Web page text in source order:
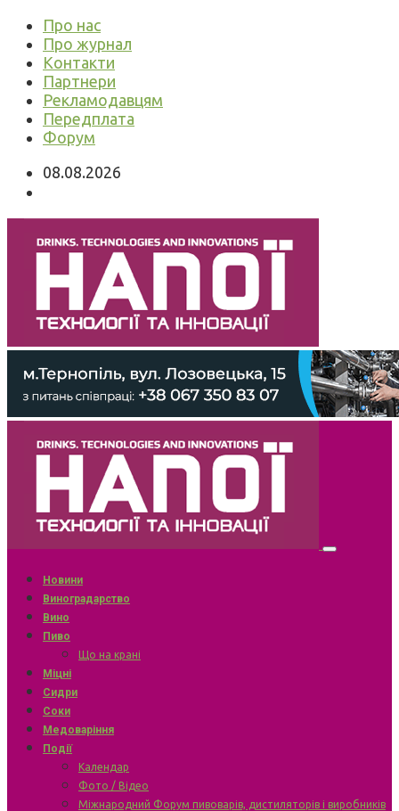
Про нас
Про журнал
Контакти
Партнери
Рекламодавцям
Передплата
Форум
08.08.2026
Новини
Виноградарство
Вино
Пиво
Що на крані
Міцні
Сидри
Соки
Медоваріння
Події
Календар
Фото / Відео
Міжнародний Форум пивоварів, дистиляторів і виробників